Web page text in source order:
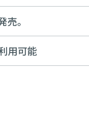
。
用可能